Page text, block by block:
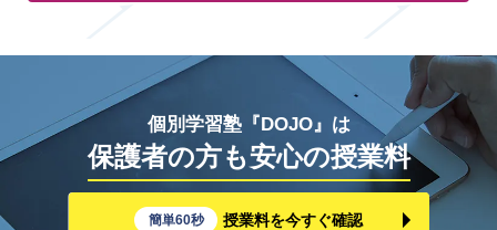
個別学習塾『DOJO』は
保護者の方も安心の授業料
簡単60秒 授業料を今すぐ確認